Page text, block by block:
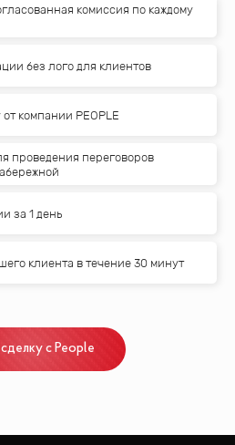
комиссия по каждому
без лого для клиентов
компании PEOPLE
проведения переговоров
за 1 день
клиента в течение 30 минут
с People